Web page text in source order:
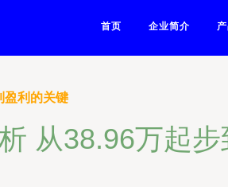
首页 企业简介
盈利的关键
从38.96万起